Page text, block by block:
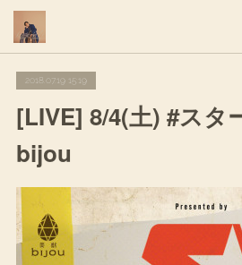
2018.07.19 15:19
[LIVE] 8/4(土) #スタ
bijou